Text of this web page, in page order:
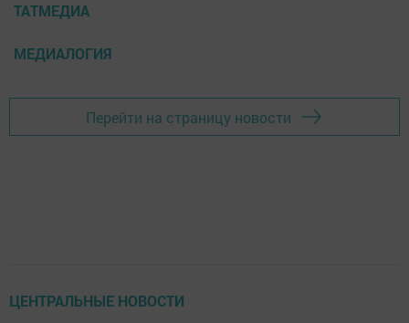
ТАТМЕДИА
МЕДИАЛОГИЯ
Перейти на страницу новости
ЦЕНТРАЛЬНЫЕ НОВОСТИ